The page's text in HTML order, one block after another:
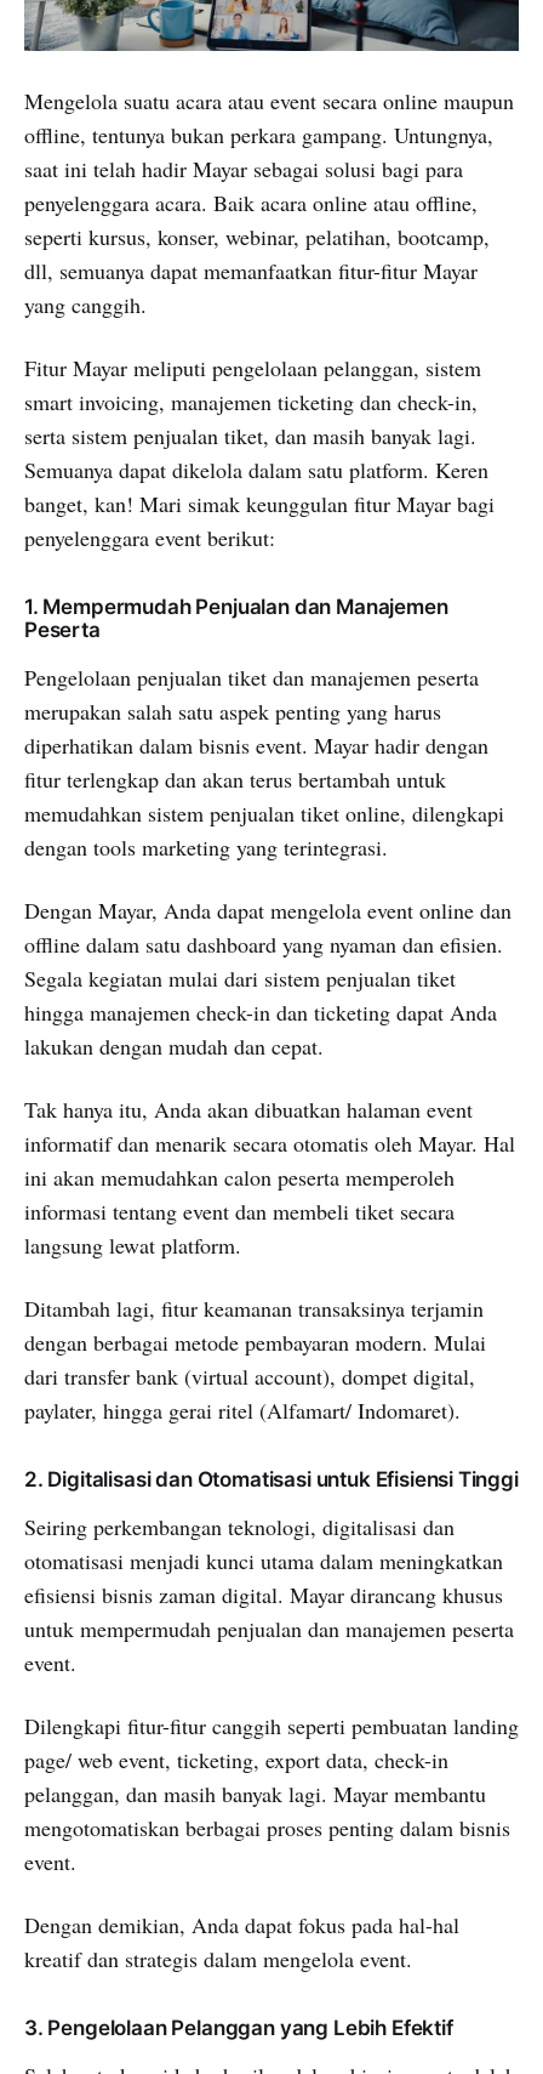
Mengelola suatu acara atau event secara online maupun
offline, tentunya bukan perkara gampang. Untungnya,
saat ini telah hadir Mayar sebagai solusi bagi para
penyelenggara acara. Baik acara online atau offline,
seperti kursus, konser, webinar, pelatihan, bootcamp,
dll, semuanya dapat memanfaatkan fitur-fitur Mayar
yang canggih.
Fitur Mayar meliputi pengelolaan pelanggan, sistem
smart invoicing, manajemen ticketing dan check-in,
serta sistem penjualan tiket, dan masih banyak lagi.
Semuanya dapat dikelola dalam satu platform. Keren
banget, kan! Mari simak keunggulan fitur Mayar bagi
penyelenggara event berikut:
1. Mempermudah Penjualan dan Manajemen
Peserta
Pengelolaan penjualan tiket dan manajemen peserta
merupakan salah satu aspek penting yang harus
diperhatikan dalam bisnis event. Mayar hadir dengan
fitur terlengkap dan akan terus bertambah untuk
memudahkan sistem penjualan tiket online, dilengkapi
dengan tools marketing yang terintegrasi.
Dengan Mayar, Anda dapat mengelola event online dan
offline dalam satu dashboard yang nyaman dan efisien.
Segala kegiatan mulai dari sistem penjualan tiket
hingga manajemen check-in dan ticketing dapat Anda
lakukan dengan mudah dan cepat.
Tak hanya itu, Anda akan dibuatkan halaman event
informatif dan menarik secara otomatis oleh Mayar. Hal
ini akan memudahkan calon peserta memperoleh
informasi tentang event dan membeli tiket secara
langsung lewat platform.
Ditambah lagi, fitur keamanan transaksinya terjamin
dengan berbagai metode pembayaran modern. Mulai
dari transfer bank (virtual account), dompet digital,
paylater, hingga gerai ritel (Alfamart/ Indomaret).
2. Digitalisasi dan Otomatisasi untuk Efisiensi Tinggi
Seiring perkembangan teknologi, digitalisasi dan
otomatisasi menjadi kunci utama dalam meningkatkan
efisiensi bisnis zaman digital. Mayar dirancang khusus
untuk mempermudah penjualan dan manajemen peserta
event.
Dilengkapi fitur-fitur canggih seperti pembuatan landing
page/ web event, ticketing, export data, check-in
pelanggan, dan masih banyak lagi. Mayar membantu
mengotomatiskan berbagai proses penting dalam bisnis
event.
Dengan demikian, Anda dapat fokus pada hal-hal
kreatif dan strategis dalam mengelola event.
3. Pengelolaan Pelanggan yang Lebih Efektif